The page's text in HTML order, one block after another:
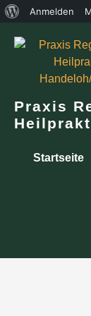
Anmelden
Praxis
Startseite